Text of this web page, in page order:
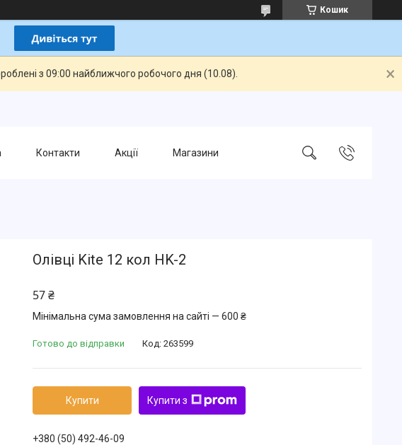
Кошик
з 09:00 найближчого робочого дня (10.08).
Контакти Акції Магазини
Олівці Kite 12 кол HK-2
57 ₴
Мінімальна сума замовлення на сайті — 600 ₴
Готово до відправки Код: 263599
Купити Купити з
+380 (50) 492-46-09